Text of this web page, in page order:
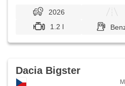
2026
1.2 l
Dacia Bigster